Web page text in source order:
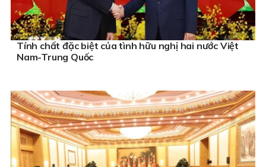
Tính chất đặc biệt của tình hữu nghị hai nước Việt
Nam-Trung Quốc